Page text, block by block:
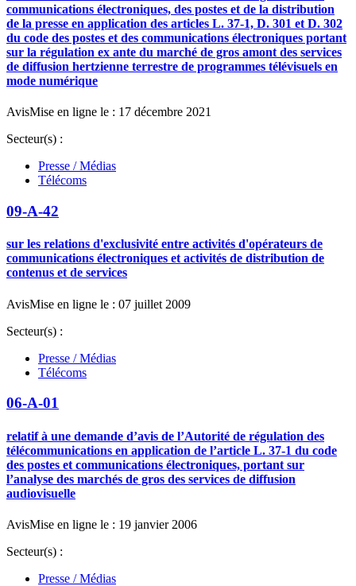
communications électroniques, des postes et de la distribution
de la presse en application des articles L. 37-1, D. 301 et D. 302
du code des postes et des communications électroniques portant
sur la régulation ex ante du marché de gros amont des services
de diffusion hertzienne terrestre de programmes télévisuels en
mode numérique
AvisMise en ligne le : 17 décembre 2021
Secteur(s) :
Presse / Médias
Télécoms
09-A-42
sur les relations d'exclusivité entre activités d'opérateurs de
communications électroniques et activités de distribution de
contenus et de services
AvisMise en ligne le : 07 juillet 2009
Secteur(s) :
Presse / Médias
Télécoms
06-A-01
relatif à une demande d’avis de l’Autorité de régulation des
télécommunications en application de l’article L. 37-1 du code
des postes et communications électroniques, portant sur
l’analyse des marchés de gros des services de diffusion
audiovisuelle
AvisMise en ligne le : 19 janvier 2006
Secteur(s) :
Presse / Médias